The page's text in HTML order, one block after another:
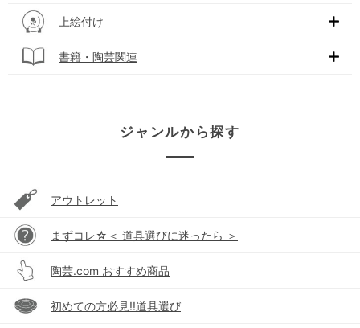
上絵付け
書籍・陶芸関連
ジャンルから探す
アウトレット
まずコレ☆＜ 道具選びに迷ったら ＞
陶芸.com おすすめ商品
初めての方必見!!道具選び